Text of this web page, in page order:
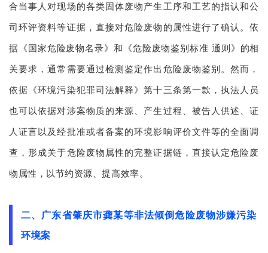
合当事人对现场的各类固体废物产生工序和工艺的指认和公
司环评资料等证据，直接对危险废物的属性进行了确认。依
据《国家危险废物名录》和《危险废物鉴别标准 通则》的相
关要求，通常需要通过检测鉴定作出危险废物鉴别。然而，
依据《环境污染犯罪司法解释》第十三条第一款，执法人员
也可以依据对涉案物质的来源、产生过程、被告人供述、证
人证言以及经批准或者备案的环境影响评价文件等的全面调
查，形成关于危险废物属性的完整证据链，直接认定危险废
物属性，以节约资源、提高效率。
二、广东省肇庆市龚某等非法倾倒危险废物涉嫌污染
环境案